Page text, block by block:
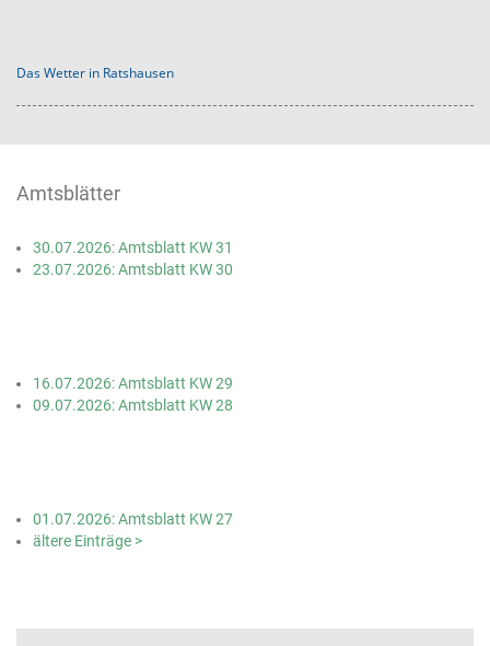
Das Wetter in Ratshausen
Amtsblätter
30.07.2026: Amtsblatt KW 31
23.07.2026: Amtsblatt KW 30
16.07.2026: Amtsblatt KW 29
09.07.2026: Amtsblatt KW 28
01.07.2026: Amtsblatt KW 27
ältere Einträge >